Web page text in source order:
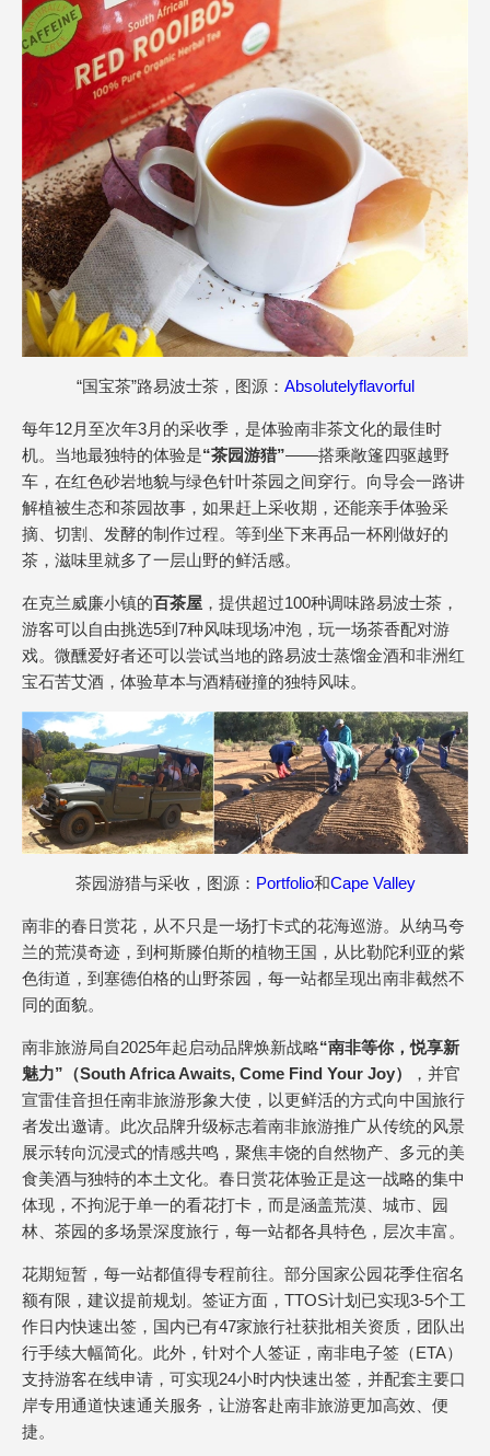
“国宝茶”路易波士茶，图源： Absolutelyflavorful
每年12月至次年3月的采收季，是体验南非茶文化的最佳时
机。当地最独特的体验是“茶园游猎”——搭乘敞篷四驱越野
车，在红色砂岩地貌与绿色针叶茶园之间穿行。向导会一路讲
解植被生态和茶园故事，如果赶上采收期，还能亲手体验采
摘、切割、发酵的制作过程。等到坐下来再品一杯刚做好的
茶，滋味里就多了一层山野的鲜活感。
在克兰威廉小镇的百茶屋 ，提供超过100种调味路易波士茶，
游客可以自由挑选5到7种风味现场冲泡，玩一场茶香配对游
戏。微醺爱好者还可以尝试当地的路易波士蒸馏金酒和非洲红
宝石苦艾酒，体验草本与酒精碰撞的独特风味。
茶园游猎与采收，图源： Portfolio和Cape Valley
南非的春日赏花，从不只是一场打卡式的花海巡游。从纳马夸
兰的荒漠奇迹，到柯斯滕伯斯的植物王国，从比勒陀利亚的紫
色街道，到塞德伯格的山野茶园，每一站都呈现出南非截然不
同的面貌。
南非旅游局自2025年起启动品牌焕新战略“南非等你，悦享新
魅力”（South Africa Awaits, Come Find Your Joy）
，并官
宣雷佳音担任南非旅游形象大使，以更鲜活的方式向中国旅行
者发出邀请。此次品牌升级标志着南非旅游推广从传统的风景
展示转向沉浸式的情感共鸣，聚焦丰饶的自然物产、多元的美
食美酒与独特的本土文化。春日赏花体验正是这一战略的集中
体现，不拘泥于单一的看花打卡，而是涵盖荒漠、城市、园
林、茶园的多场景深度旅行，每一站都各具特色，层次丰富。
花期短暂，每一站都值得专程前往。部分国家公园花季住宿名
额有限，建议提前规划。签证方面，TTOS计划已实现3-5个工
作日内快速出签，国内已有47家旅行社获批相关资质，团队出
行手续大幅简化。此外，针对个人签证，南非电子签（ETA）
支持游客在线申请，可实现24小时内快速出签，并配套主要口
岸专用通道快速通关服务，让游客赴南非旅游更加高效、便
捷。